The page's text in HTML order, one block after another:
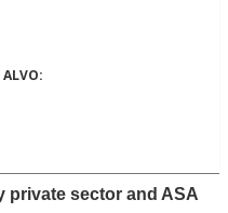
private sector and ASA